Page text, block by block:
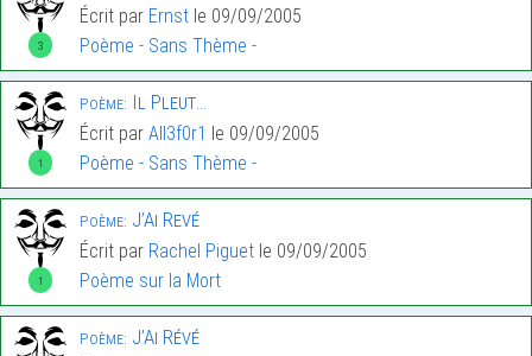
3
Écrit par Ernst le 09/09/2005
Poème - Sans Thème -
1
Poème: Il Pleut…
Écrit par All3f0r1 le 09/09/2005
Poème - Sans Thème -
1
Poème: J’Ai Revé
Écrit par Rachel Piguet le 09/09/2005
Poème sur la Mort
Poème: J’Ai Révé